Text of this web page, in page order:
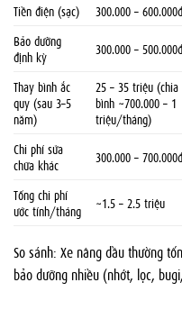
Tiền điện (sạc) 300.000 –
Bảo dưỡng
định kỳ
300.000 –
Thay bình ắc
quy (sau 3–5
năm)
25 – 35 triệu
bình ~700.000 – 1
triệu/tháng)
Chi phí sửa
chữa khác
300.000 –
Tổng chi phí
ước tính/tháng
~1.5 – 2.5 triệu
So sánh: Xe nâng dầu thường
bảo dưỡng nhiều (nhớt, lọc,